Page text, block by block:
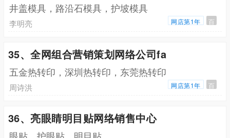
井盖模具，路沿石模具，护坡模具
李明亮 网店第1年 百
35、全网组合营销策划网络公司fa
五金热转印，深圳热转印，东莞热转印
周诗洪 网店第1年 百
36、亮眼睛明目贴网络销售中心
眼贴，护眼贴，明目贴